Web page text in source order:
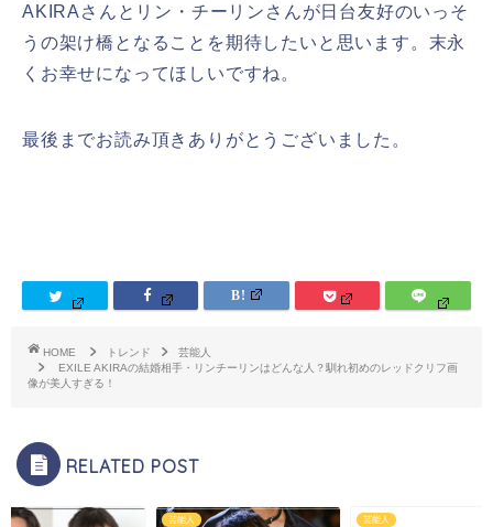
AKIRAさんとリン・チーリンさんが日台友好のいっそ
うの架け橋となることを期待したいと思います。末永
くお幸せになってほしいですね。
最後までお読み頂きありがとうございました。
HOME トレンド
芸能人
EXILE AKIRAの結婚相手・リンチーリンはどんな人？馴れ初めのレッドクリフ画
像が美人すぎる！
RELATED POST
芸能人 芸能人